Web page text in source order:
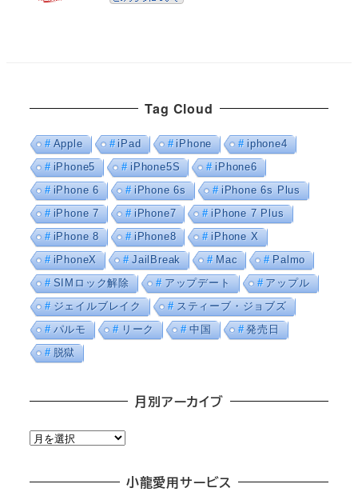
Tag Cloud
Apple iPad iPhone
iphone4
iPhone5
iPhone5S
iPhone6
iPhone 6
iPhone 6s
iPhone 6s Plus
iPhone 7
iPhone7
iPhone 7 Plus
iPhone 8
iPhone8
iPhone X
iPhoneX
JailBreak Mac
Palmo
SIMロック解除
アップデート
アップル
ジェイルブレイク
スティーブ・ジョブズ
パルモ
リーク 中国
発売日
脱獄
月別アーカイブ
月
小龍愛用サービス